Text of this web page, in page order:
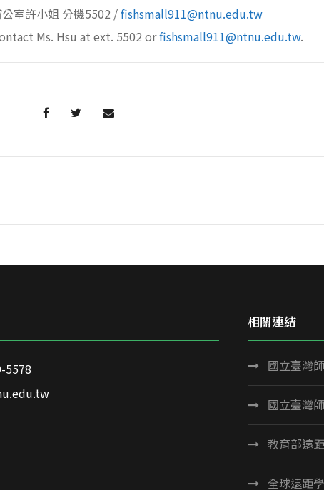
室許小姐 分機5502 /fishsmall911@ntnu.edu.tw
Ms. Hsu at ext. 5502 orfishsmall911@ntnu.edu.tw.
5578
相關連結
國立臺灣
國立臺灣
教育部遠
全球遠距